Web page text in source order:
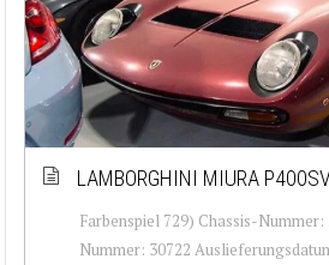
LAMBORGHINI MIURA
Farbenspiel 729) Chassis-
Nummer: 30722